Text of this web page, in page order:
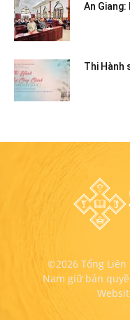
An Giang:
Thi Hành
©2026 Tổng Liên
Nam giữ bản